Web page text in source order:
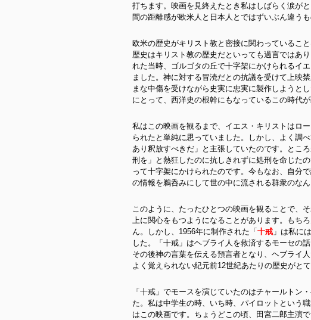
打ちます。映画を見終えたとき私はしばらく涙が
間の距離感が欧米人と日本人とではずいぶん違うも
欧米の歴史がキリスト教と密接に関わっているこ
歴史はキリスト教の歴史だといっても過言ではあ
れた当時、ゴルゴタの丘で十字架にかけられるイ
ました。神に対する冒涜だとの抗議を受けて上映
まな中傷を受けながら史実に忠実に製作しようと
にとって、西洋史の根幹にもなっているこの時代
私はこの映画を観るまで、イエス・キリストはロ
られたと単純に思っていました。しかし、よく調
あり釈放すべきだ」と主張していたのです。とこ
刑を」と熱狂したのに抗しきれずに処刑を命じた
って十字架にかけられたのです。今もなお、自分
の情報を鵜呑みにして世の中に流される群衆のな
このように、たったひとつの映画を観ることで、
上に関心をもつようになることがあります。もち
ん。しかし、1956年に制作された「 十戒 」は私に
した。「十戒」はヘブライ人を救済するモーセの
その後神の言葉を伝える預言者となり、ヘブライ
よく覚えられない紀元前12世紀あたりの歴史がと
「十戒」でモースを演じていたのはチャールトン
た。私は中学生の時、いち時、パイロットという
はこの映画です。ちょうどこの頃、田宮二郎主演で